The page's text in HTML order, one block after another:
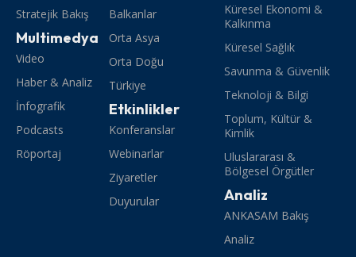
Stratejik Bakış
Multimedya
Video
Haber & Analiz
İnfografik
Podcasts
Röportaj
Balkanlar
Orta Asya
Orta Doğu
Türkiye
Etkinlikler
Konferanslar
Webinarlar
Ziyaretler
Duyurular
Küresel Ekonomi &
Kalkınma
Küresel Sağlık
Savunma & Güvenlik
Teknoloji & Bilgi
Toplum, Kültür &
Kimlik
Uluslararası &
Bölgesel Örgütler
Analiz
ANKASAM Bakış
Analiz